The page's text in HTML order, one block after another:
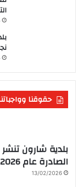
حقوقنا
بلدية شارون
الصادرة عام 2026
13/02/2026